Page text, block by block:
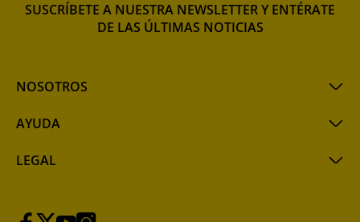
NOSOTROS
AYUDA
LEGAL
SUSCRÍBETE A NUESTRA NEWSLETTER Y ENTÉRATE
DE LAS ÚLTIMAS NOTICIAS